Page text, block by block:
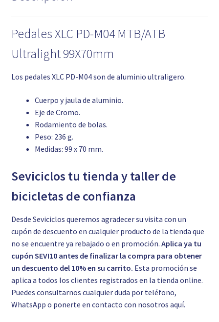
Pedales XLC PD-M04 MTB/ATB
Ultralight 99X70mm
Los pedales XLC PD-M04 son de aluminio ultraligero.
Cuerpo y jaula de aluminio.
Eje de Cromo.
Rodamiento de bolas.
Peso: 236 g.
Medidas: 99 x 70 mm.
Seviciclos tu tienda y taller de
bicicletas de confianza
Desde Seviciclos queremos agradecer su visita con un
cupón de descuento en cualquier producto de la tienda que
no se encuentre ya rebajado o en promoción. Aplica ya tu
cupón SEVI10 antes de finalizar la compra para obtener
un descuento del 10% en su carrito. Esta promoción se
aplica a todos los clientes registrados en la tienda online.
Puedes consultarnos cualquier duda por teléfono,
WhatsApp o ponerte en contacto con nosotros aquí.